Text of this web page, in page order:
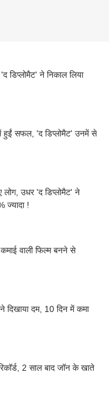
डिप्लोमैट' ने निकाल लिया
हुईं सफल, 'द डिप्लोमैट' उनमें से
उधर 'द डिप्लोमैट' ने
ज्यादा !
वाली फिल्म बनने से
दिखाया दम, 10 दिन में कमा
2 साल बाद जॉन के खाते